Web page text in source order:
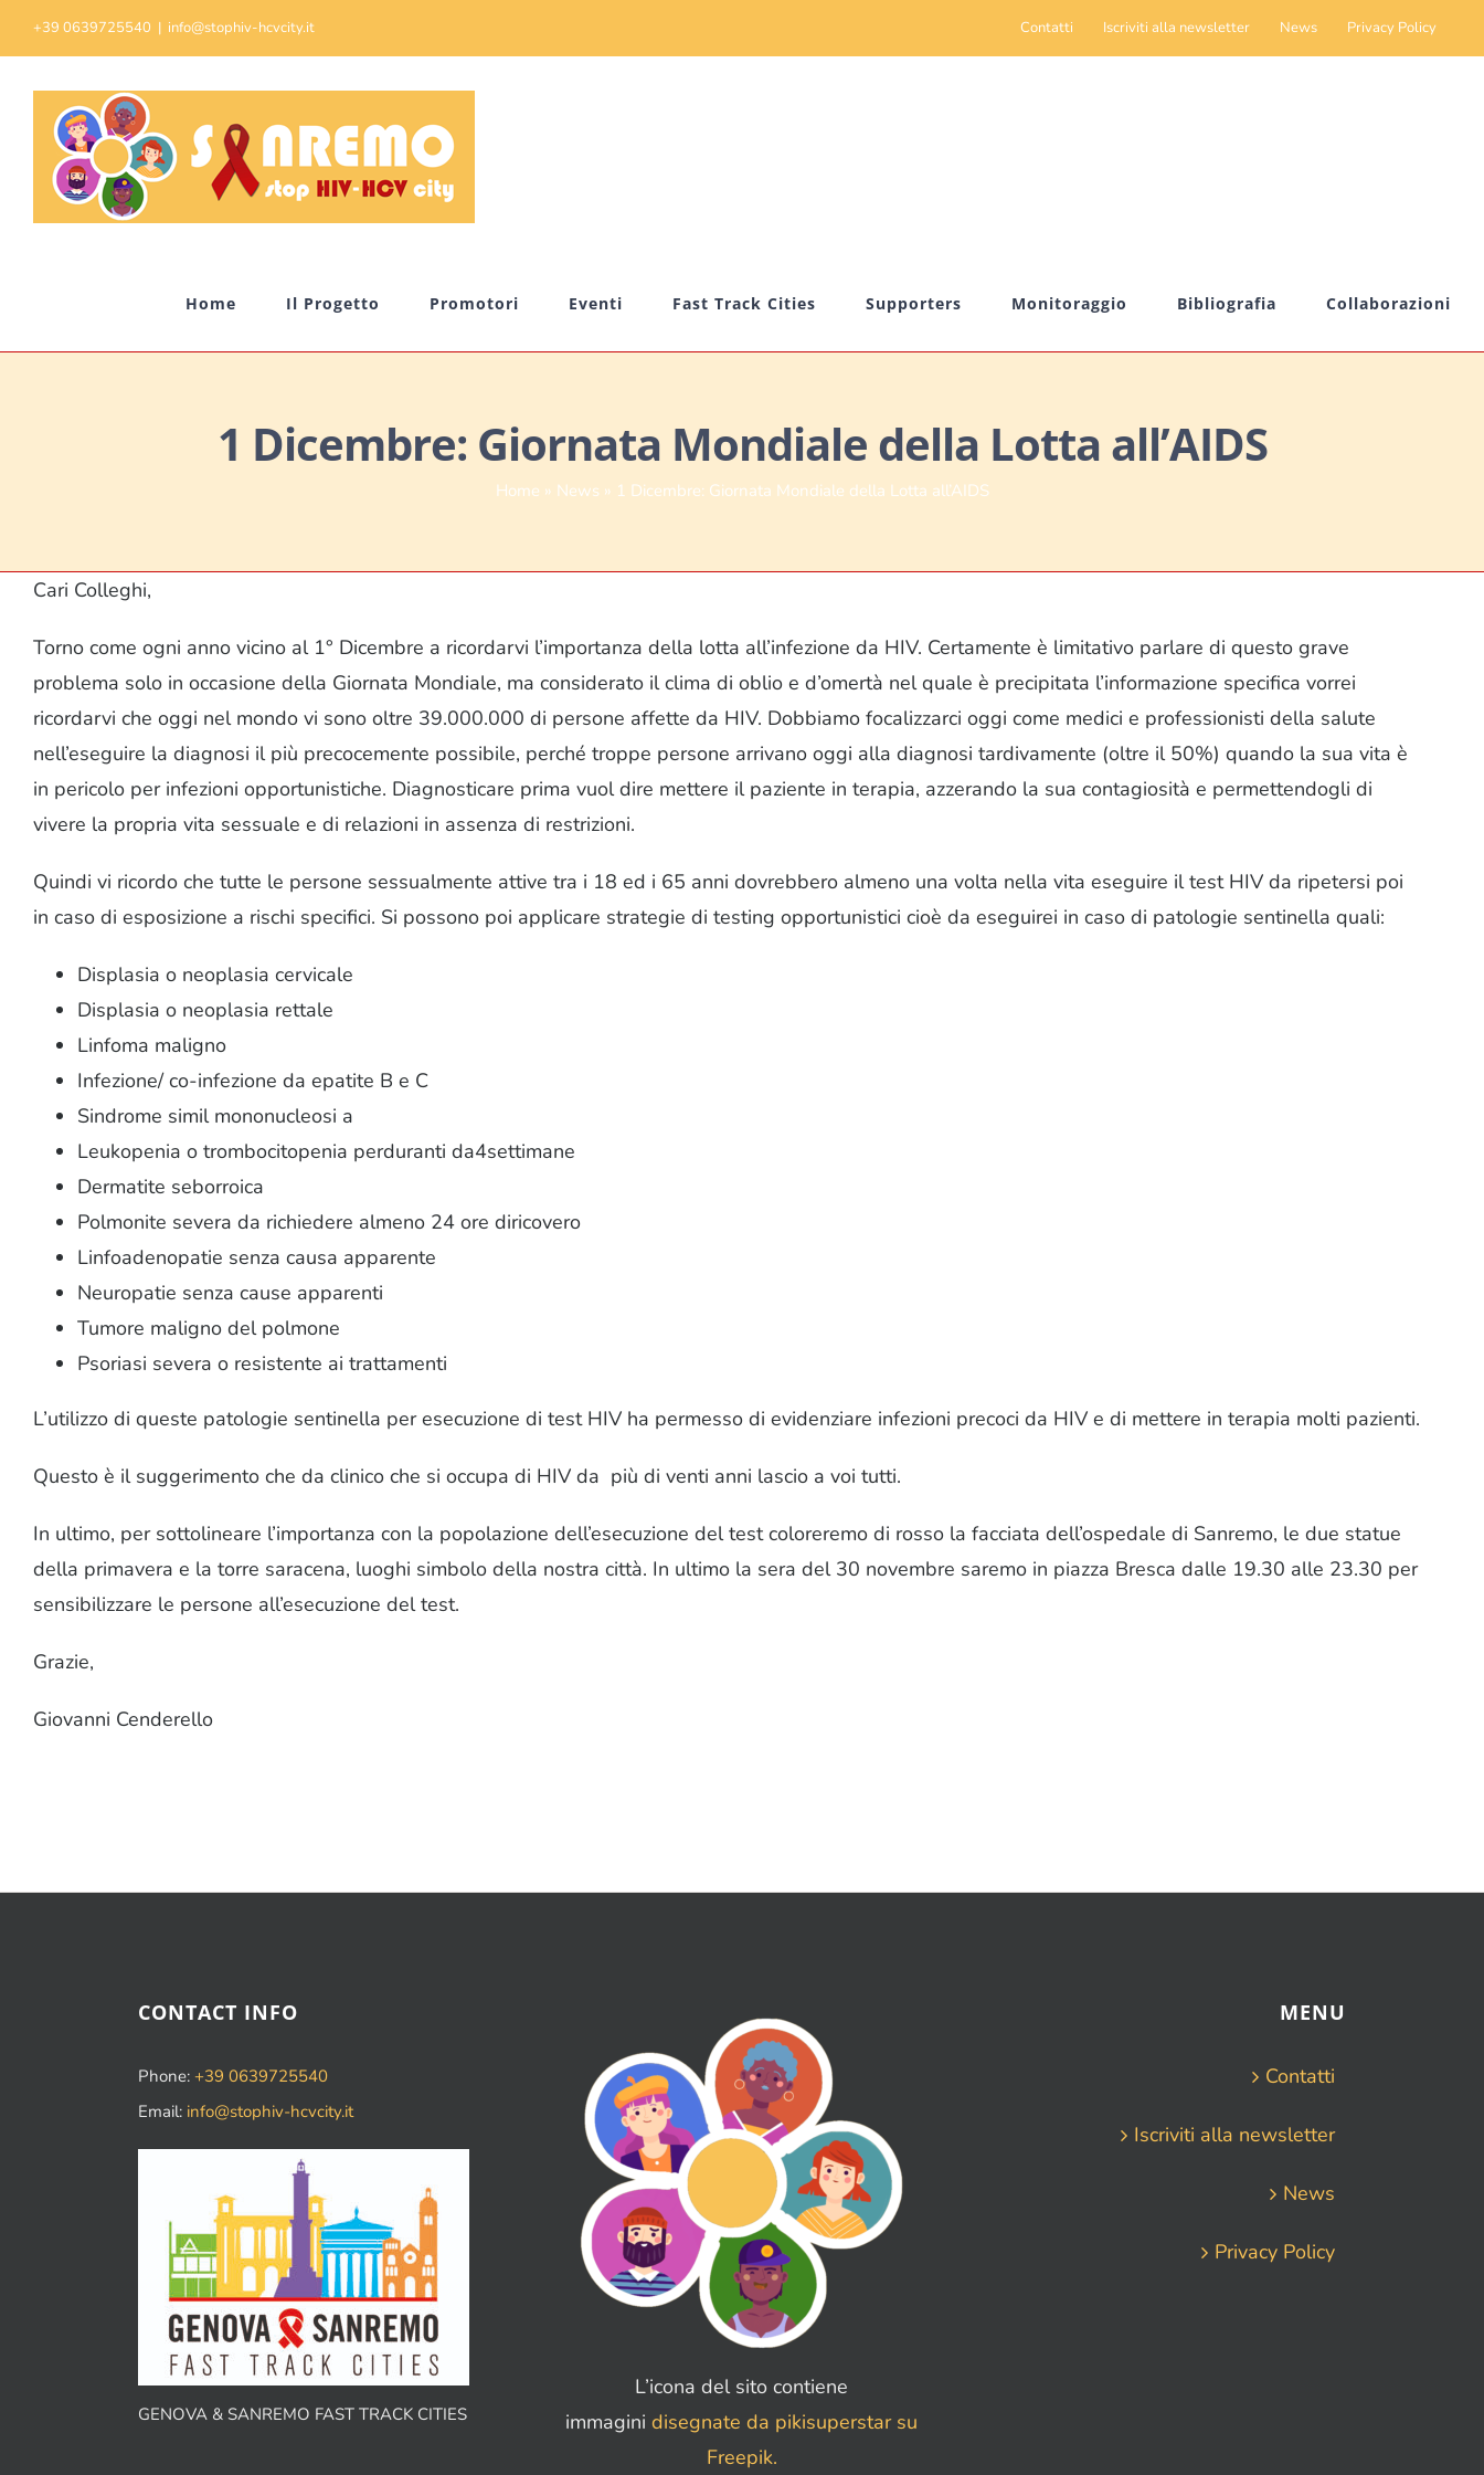
to
content
+39 0639725540 | info@stophiv-hcvcity.it Contatti Iscriviti alla newsletter News Privacy Policy
Home Il Progetto Promotori Eventi Fast Track Cities Supporters Monitoraggio Bibliografia Collaborazioni
1 Dicembre: Giornata Mondiale della Lotta all’AIDS
Home » News » 1 Dicembre: Giornata Mondiale della Lotta all’AIDS
Cari Colleghi,
Torno come ogni anno vicino al 1° Dicembre a ricordarvi l’importanza della lotta all’infezione da HIV. Certamente è limitativo parlare di questo grave
problema solo in occasione della Giornata Mondiale, ma considerato il clima di oblio e d’omertà nel quale è precipitata l’informazione specifica vorrei
ricordarvi che oggi nel mondo vi sono oltre 39.000.000 di persone affette da HIV. Dobbiamo focalizzarci oggi come medici e professionisti della salute
nell’eseguire la diagnosi il più precocemente possibile, perché troppe persone arrivano oggi alla diagnosi tardivamente (oltre il 50%) quando la sua vita è
in pericolo per infezioni opportunistiche. Diagnosticare prima vuol dire mettere il paziente in terapia, azzerando la sua contagiosità e permettendogli di
vivere la propria vita sessuale e di relazioni in assenza di restrizioni.
Quindi vi ricordo che tutte le persone sessualmente attive tra i 18 ed i 65 anni dovrebbero almeno una volta nella vita eseguire il test HIV da ripetersi poi
in caso di esposizione a rischi specifici. Si possono poi applicare strategie di testing opportunistici cioè da eseguirei in caso di patologie sentinella quali:
Displasia o neoplasia cervicale
Displasia o neoplasia rettale
Linfoma maligno
Infezione/ co-infezione da epatite B e C
Sindrome simil mononucleosi a
Leukopenia o trombocitopenia perduranti da4settimane
Dermatite seborroica
Polmonite severa da richiedere almeno 24 ore diricovero
Linfoadenopatie senza causa apparente
Neuropatie senza cause apparenti
Tumore maligno del polmone
Psoriasi severa o resistente ai trattamenti
L’utilizzo di queste patologie sentinella per esecuzione di test HIV ha permesso di evidenziare infezioni precoci da HIV e di mettere in terapia molti pazienti.
Questo è il suggerimento che da clinico che si occupa di HIV da più di venti anni lascio a voi tutti.
In ultimo, per sottolineare l’importanza con la popolazione dell’esecuzione del test coloreremo di rosso la facciata dell’ospedale di Sanremo, le due statue
della primavera e la torre saracena, luoghi simbolo della nostra città. In ultimo la sera del 30 novembre saremo in piazza Bresca dalle 19.30 alle 23.30 per
sensibilizzare le persone all’esecuzione del test.
Grazie,
Giovanni Cenderello
CONTACT INFO
Phone: +39 0639725540
Email: info@stophiv-hcvcity.it
GENOVA & SANREMO FAST TRACK CITIES
L’icona del sito contiene
immaginidisegnate da pikisuperstar su
Freepik.
MENU
Contatti
Iscriviti alla newsletter
News
Privacy Policy